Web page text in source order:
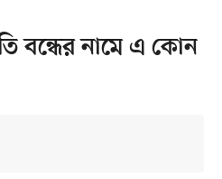
বন্ধের নামে এ কোন